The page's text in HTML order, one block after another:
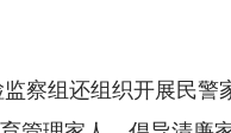
组还组织开展民警